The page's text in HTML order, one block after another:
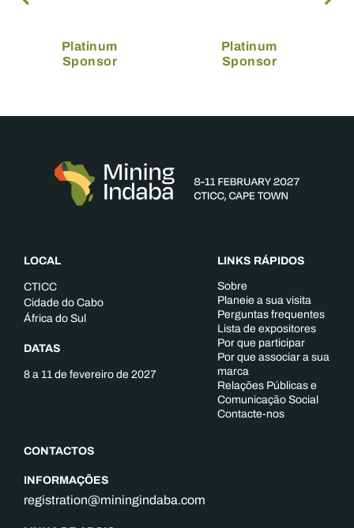
Platinum
Sponsor
Platinum
Sponsor
LOCAL
CTICC
Cidade do Cabo
África do Sul
DATAS
8 a 11 de fevereiro de 2027
CONTACTOS
INFORMAÇÕES
registration@miningindaba.com
LINKS RÁPIDOS
Sobre
Planeie a sua visita
Perguntas frequentes
Lista de expositores
Por que participar
Por que associar a sua
marca
Relações Públicas e
Comunicação Social
Contacte-nos